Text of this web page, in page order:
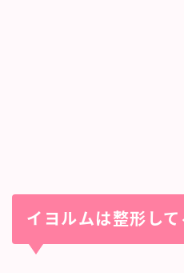
イヨルムは整形して